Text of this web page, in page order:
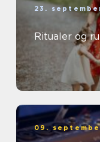
23.
Ritualer og
09.